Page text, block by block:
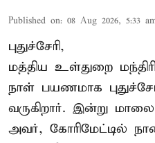
Published on: 08 Aug 2026, 5:33
புதுச்சேரி,
மத்திய உள்துறை
நாள் பயணமாக
வருகிறார். இன்று மாலை
அவர், கோரிமேட்டில்